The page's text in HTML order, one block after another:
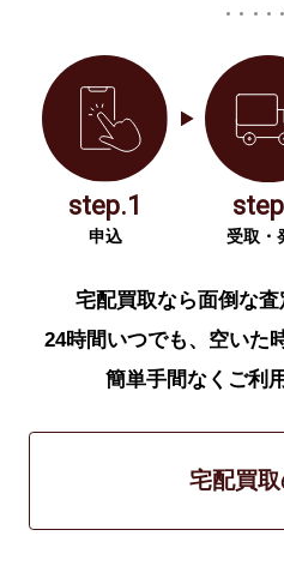
step.1
申込 受取・
宅配買取なら面倒な査
24時間いつでも、空いた
簡単手間なくご利
宅配買